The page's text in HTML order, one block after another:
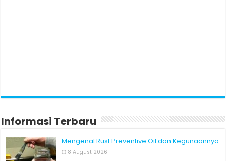
Informasi Terbaru
Mengenal Rust Preventive Oil dan Kegunaannya
8 August 2026